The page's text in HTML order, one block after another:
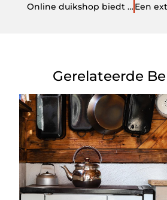
Online duikshop biedt een gevarieerd aanbod duikartikelen aan
Gerelateerde